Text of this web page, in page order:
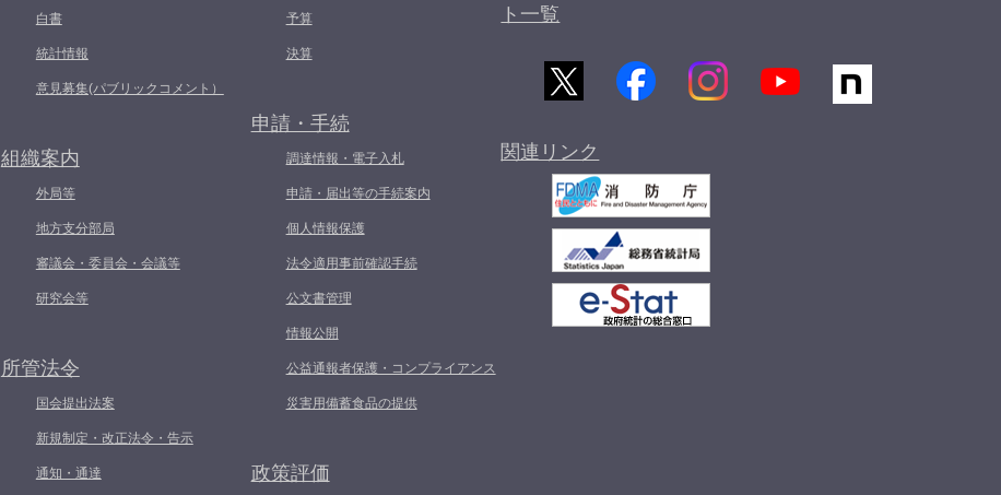
白書
統計情報
意見募集(パブリックコメント）
組織案内
外局等
地方支分部局
審議会・委員会・会議等
研究会等
所管法令
国会提出法案
新規制定・改正法令・告示
通知・通達
予算
決算
申請・手続
調達情報・電子入札
申請・届出等の手続案内
個人情報保護
法令適用事前確認手続
公文書管理
情報公開
公益通報者保護・コンプライアンス
災害用備蓄食品の提供
政策評価
ト一覧
関連リンク